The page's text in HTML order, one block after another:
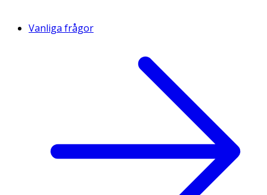
Vanliga frågor